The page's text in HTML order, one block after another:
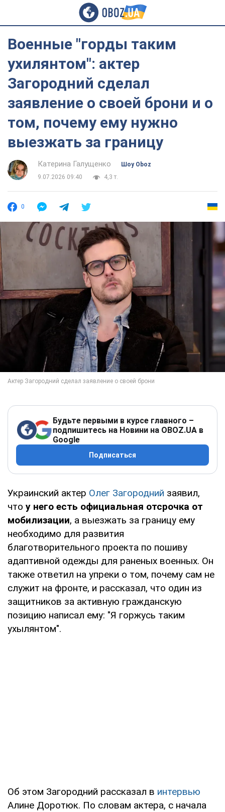
Военные "горды таким
ухилянтом": актер
Загородний сделал
заявление о своей брони и о
том, почему ему нужно
выезжать за границу
Катерина Галущенко
Шоу Oboz
9.07.2026 09:40
4,3 т.
0
Будьте первыми в курсе главного –
подпишитесь на Новини на OBOZ.UA в
Google
Подписаться
Украинский актер Олег Загородний заявил,
что у него есть официальная отсрочка от
мобилизации, а выезжать за границу ему
необходимо для развития
благотворительного проекта по пошиву
адаптивной одежды для раненых военных. Он
также ответил на упреки о том, почему сам не
служит на фронте, и рассказал, что один из
защитников за активную гражданскую
позицию написал ему: "Я горжусь таким
ухылянтом".
Об этом Загородний рассказал в интервью
Алине Доротюк. По словам актера, с начала